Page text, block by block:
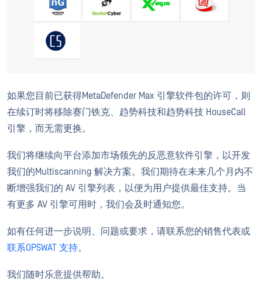
如果您目前已获得MetaDefender Max 引擎软件包的许可，则
在续订时将移除赛门铁克、趋势科技和趋势科技 HouseCall
引擎，而无需更换。
我们将继续向平台添加市场领先的反恶意软件引擎，以开发
我们的Multiscanning 解决方案。我们期待在未来几个月内不
断增强我们的 AV 引擎列表，以便为用户提供最佳支持。当
有更多 AV 引擎可用时，我们会及时通知您。
如有任何进一步说明、问题或要求，请联系您的销售代表或
联系OPSWAT 支持。
我们随时乐意提供帮助。